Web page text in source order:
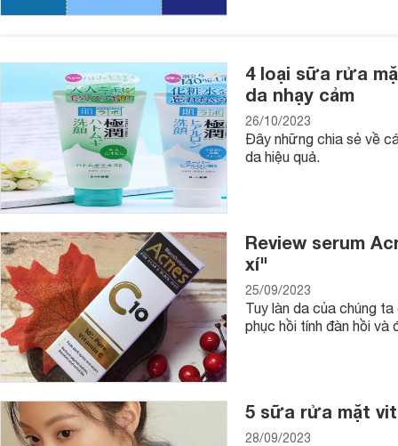
nhờn tiết ra trên da bạn, giữ lớp trang điểm được bền hơn.
4 loại sữa rửa
da nhạy cảm
26/10/2023
Đây những chia sẻ về
da hiệu quả.
Review serum
xí"
25/09/2023
Tuy làn da của chúng
phục hồi tính đàn hồi và
5 sữa rửa mặt
28/09/2023